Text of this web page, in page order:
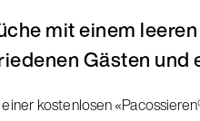
mit einem
Gästen
kostenlosen